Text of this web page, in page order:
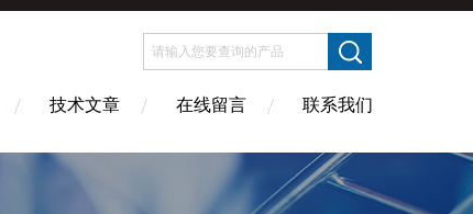
技术文章 在线留言 联系我们